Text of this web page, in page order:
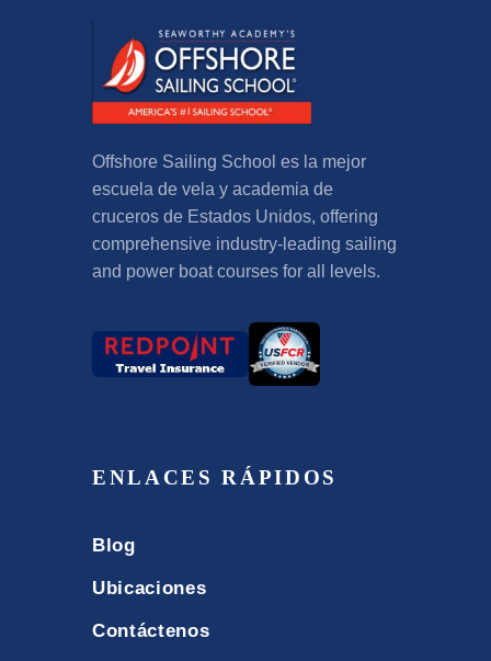
Offshore Sailing School es la mejor
escuela de vela y academia de
cruceros de Estados Unidos, offering
comprehensive industry-leading sailing
and power boat courses for all levels.
ENLACES RÁPIDOS
Blog
Ubicaciones
Contáctenos